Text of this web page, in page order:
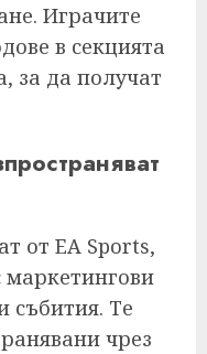
Играчите
в секцията
за да получат
от EA Sports,
маркетингови
събития. Те
чрез